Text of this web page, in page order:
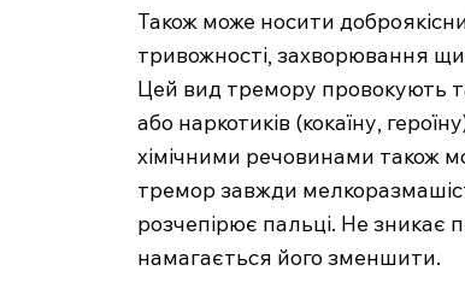
Також може носити
тривожності, захворювання
Цей вид тремору провокують
або наркотиків (кокаїну,
хімічними речовинами також
тремор завжди
розчепірює пальці. Не зникає
намагається його зменшити.